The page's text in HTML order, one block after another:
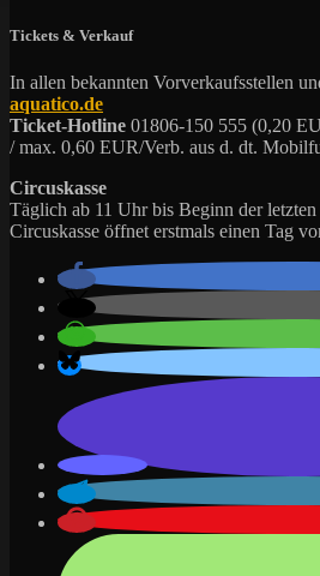
Tickets & Verkauf
In allen bekannten Vorverkaufsstellen
aquatico.de
Ticket-Hotline 01806-150 555 (0,20
/ max. 0,60 EUR/Verb. aus d. dt.
Circuskasse
Täglich ab 11 Uhr bis Beginn der
Circuskasse öffnet erstmals einen Tag